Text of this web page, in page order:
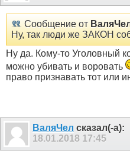
Сообщение от
Ну, так люди же ЗАКОН
Ну да. Кому-то Уголовный
можно убивать и воровать
право признавать тот или
ВаляЧел сказал(-а):
18.01.2018 17:45